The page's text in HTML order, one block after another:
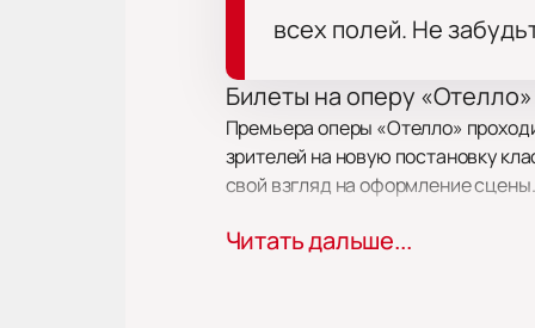
всех полей. Не
Билеты на оперу
Премьера оперы «Отелло»
зрителей на новую постановку
свой взгляд на оформление сцены.
Сюжет
Читать дальше...